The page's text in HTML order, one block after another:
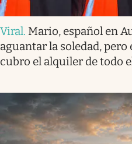
Viral. Mario, español en
aguantar la soledad, pero
cubro el alquiler de todo